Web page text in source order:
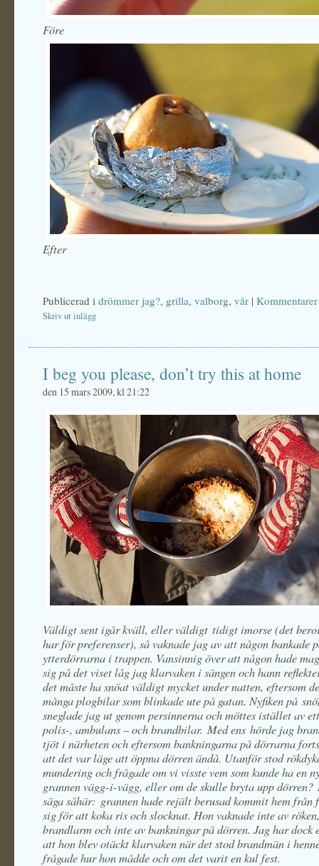
Före
Efter
Publicerad i drömmer jag?, grilla, valborg, vår |
Skriv ut inlägg
I beg you please, don’t try this at home
den 15 mars 2009, kl 21:22
Väldigt sent igår kväll, eller väldigt tidigt imorse (det
har för preferenser), så vaknade jag av att någon bankade
ytterdörrarna i trappen. Vansinnig över att någon hade
sig på det viset låg jag klarvaken i sängen och hann
det måste ha snöat väldigt mycket under natten, eftersom
många plogbilar som blinkade ute på gatan. Nyfiken på
sneglade jag ut genom persinnerna och möttes istället av
polis-, ambulans – och brandbilar. Med ens hörde jag
tjöt i närheten och eftersom bankningarna på dörrarna
att det var läge att öppna dörren ändå. Utanför stod
mundering och frågade om vi visste vem som kunde ha en
grannen vägg-i-vägg, eller om de skulle bryta upp dörren?
säga såhär: grannen hade rejält berusad kommit hem från
sig för att koka ris och slocknat. Hon vaknade inte av
brandlarm och inte av bankningar på dörren. Jag har dock
att hon blev otäckt klarvaken när det stod brandmän i
frågade hur hon mådde och om det varit en kul fest.